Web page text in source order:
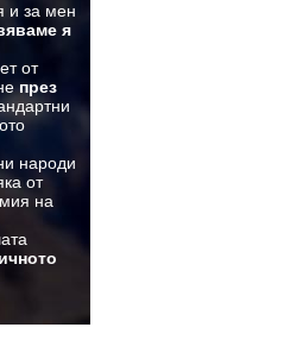
за мен
я
от
през
народи
от
на